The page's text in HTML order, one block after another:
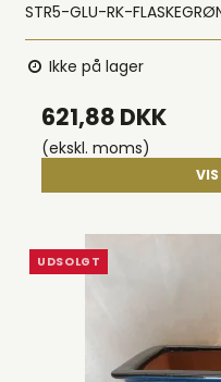
STR5-GLU-RK-
Ikke på lager
621,88 DKK
(ekskl. moms)
UDSOLGT